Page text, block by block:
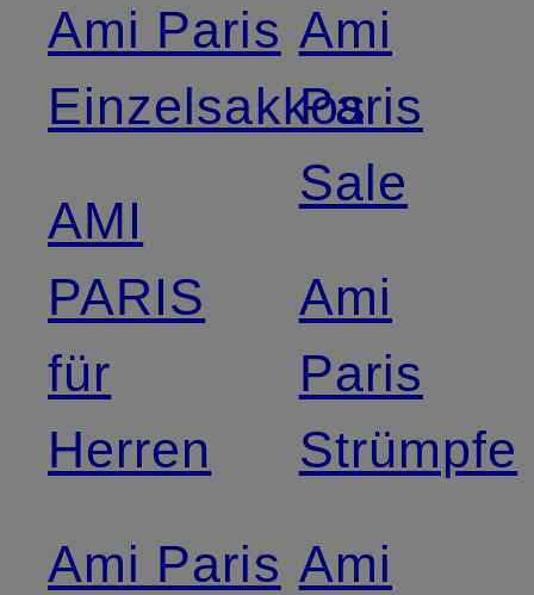
Ami Paris
Einzelsakkos
AMI
PARIS
für
Herren
Ami Paris
Ami
Paris
Sale
Ami
Paris
Strümpfe
Ami